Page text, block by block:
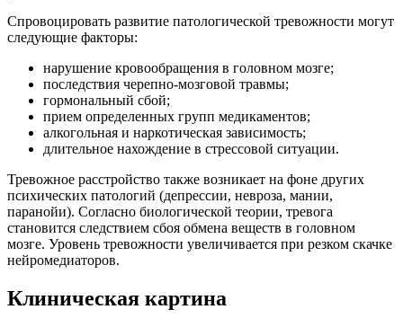
Спровоцировать развитие патологической тревожности могут
следующие факторы:
нарушение кровообращения в головном мозге;
последствия черепно-мозговой травмы;
гормональный сбой;
прием определенных групп медикаментов;
алкогольная и наркотическая зависимость;
длительное нахождение в стрессовой ситуации.
Тревожное расстройство также возникает на фоне других
психических патологий (депрессии, невроза, мании,
паранойи). Согласно биологической теории, тревога
становится следствием сбоя обмена веществ в головном
мозге. Уровень тревожности увеличивается при резком скачке
нейромедиаторов.
Клиническая картина